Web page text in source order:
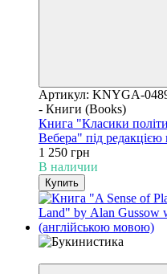
Артикул: KNYGA-
- Книги (Books)
Книга "Класики
Вебера" під
1 250 грн
В наличии
Купить